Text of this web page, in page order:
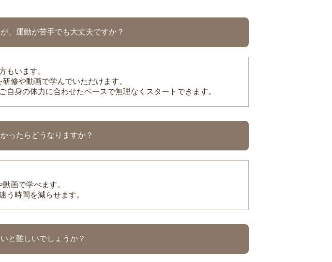
、運動が苦手でも大丈夫ですか？
もいます。
修や動画で学んでいただけます。
身の体力に合わせたペースで無理なくスタートできます。
ったらどうなりますか？
画で学べます。
う時間を減らせます。
と難しいでしょうか？